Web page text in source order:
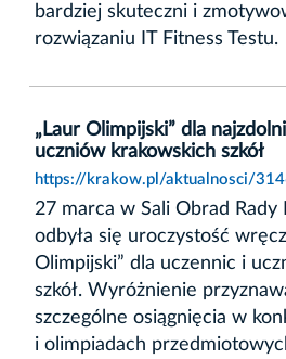
bardziej skuteczni i
rozwiązaniu IT Fitness Testu.
„Laur Olimpijski” dla
uczniów krakowskich szkół
https://krakow.pl/aktualnosci/
27 marca w Sali Obrad Rady
odbyła się uroczystość
Olimpijski” dla uczennic i
szkół. Wyróżnienie
szczególne osiągnięcia w
i olimpiadach